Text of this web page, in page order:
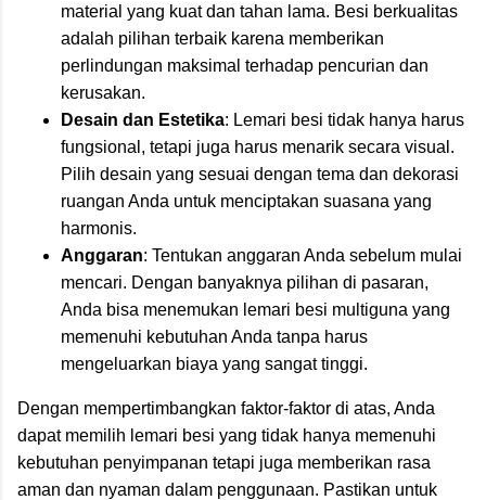
material yang kuat dan tahan lama. Besi berkualitas
adalah pilihan terbaik karena memberikan
perlindungan maksimal terhadap pencurian dan
kerusakan.
Desain dan Estetika: Lemari besi tidak hanya harus
fungsional, tetapi juga harus menarik secara visual.
Pilih desain yang sesuai dengan tema dan dekorasi
ruangan Anda untuk menciptakan suasana yang
harmonis.
Anggaran: Tentukan anggaran Anda sebelum mulai
mencari. Dengan banyaknya pilihan di pasaran,
Anda bisa menemukan lemari besi multiguna yang
memenuhi kebutuhan Anda tanpa harus
mengeluarkan biaya yang sangat tinggi.
Dengan mempertimbangkan faktor-faktor di atas, Anda
dapat memilih lemari besi yang tidak hanya memenuhi
kebutuhan penyimpanan tetapi juga memberikan rasa
aman dan nyaman dalam penggunaan. Pastikan untuk